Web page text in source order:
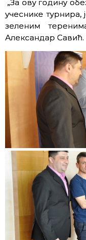
„За ову годину
учеснике турнира,
зеленим
Александар Савић.